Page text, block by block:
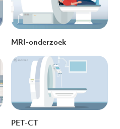
MRI-onderzoek
PET-CT